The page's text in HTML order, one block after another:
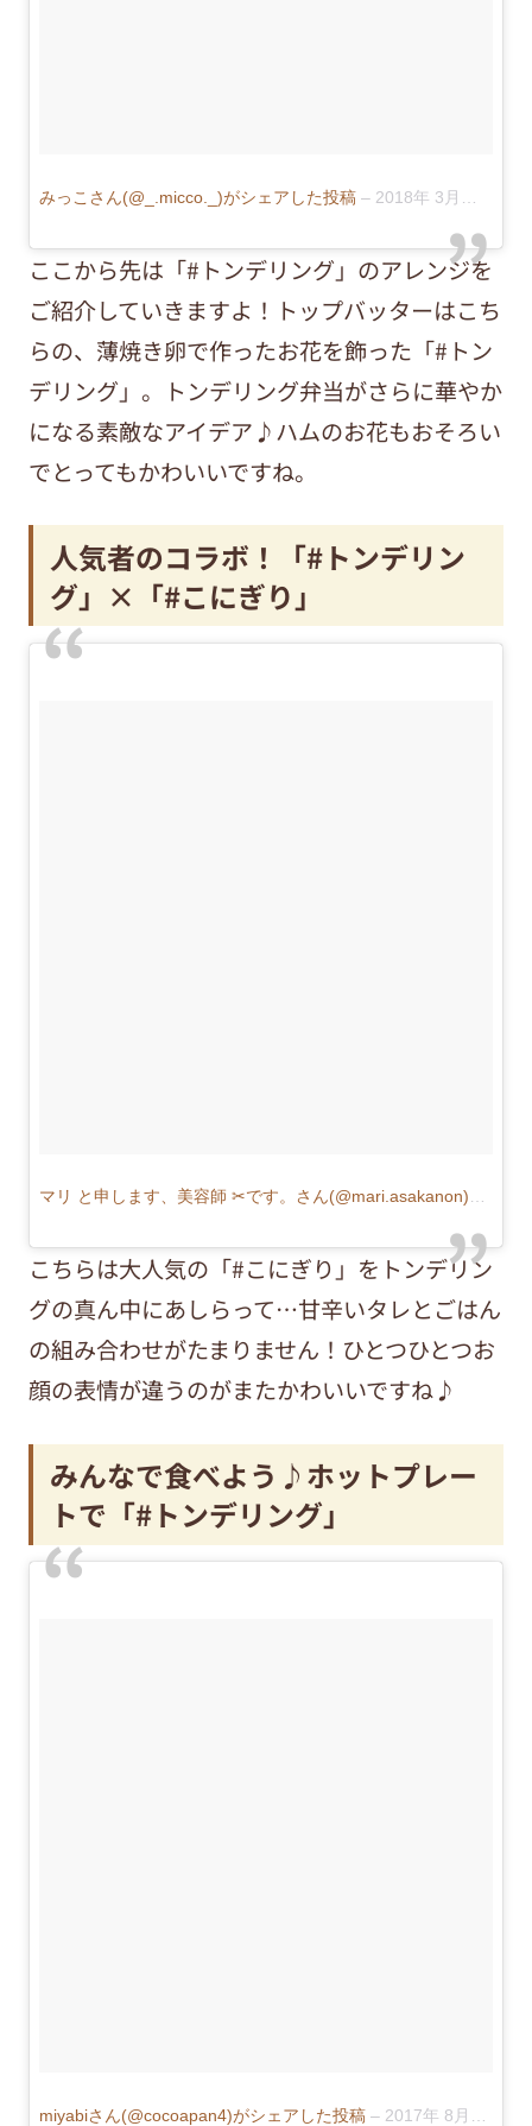
みっこさん(@_.micco._)がシェアした投稿– 2018年 3月月12日午後3時42分PDT
ここから先は「#トンデリング」のアレンジを
ご紹介していきますよ！トップバッターはこち
らの、薄焼き卵で作ったお花を飾った「#トン
デリング」。トンデリング弁当がさらに華やか
になる素敵なアイデア♪ハムのお花もおそろい
でとってもかわいいですね。
人気者のコラボ！「#トンデリン
グ」×「#こにぎり」
こちらは大人気の「#こにぎり」をトンデリン
グの真ん中にあしらって…甘辛いタレとごはん
の組み合わせがたまりません！ひとつひとつお
顔の表情が違うのがまたかわいいですね♪
みんなで食べよう♪ホットプレー
トで「#トンデリング」
miyabiさん(@cocoapan4)がシェアした投稿– 2017年 8月月18日午後11時21分PDT